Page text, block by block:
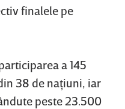
finalele pe
a 145
38 de naţiuni, iar
peste 23.500